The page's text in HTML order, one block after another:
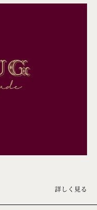
詳しく見る